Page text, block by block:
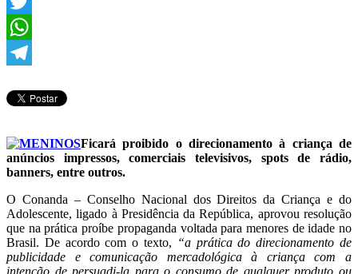
Twitter
WhatsApp
Ficará proibido o direcionamento à criança de
anúncios impressos, comerciais televisivos, spots de rádio,
banners, entre outros.
O Conanda – Conselho Nacional dos Direitos da Criança e do
Adolescente, ligado à Presidência da República, aprovou resolução
que na prática proíbe propaganda voltada para menores de idade no
Brasil. De acordo com o texto, “a prática do direcionamento de
publicidade e comunicação mercadológica à criança com a
intenção de persuadi-la para o consumo de qualquer produto ou